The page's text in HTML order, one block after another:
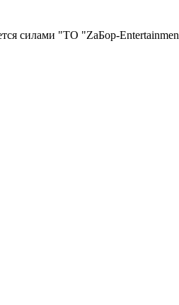
силами "ТО "ZаБор-